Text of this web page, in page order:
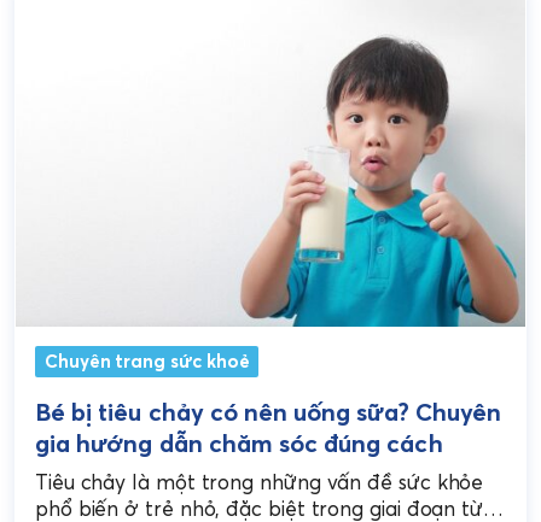
Chuyên trang sức khoẻ
Bé bị tiêu chảy có nên uống sữa? Chuyên
gia hướng dẫn chăm sóc đúng cách
Tiêu chảy là một trong những vấn đề sức khỏe
phổ biến ở trẻ nhỏ, đặc biệt trong giai đoạn từ 6